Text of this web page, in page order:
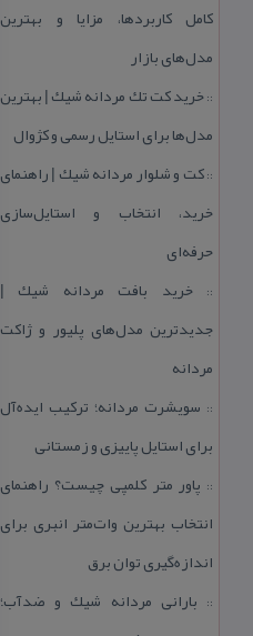
كامل كاربردها، مزایا و بهترین
مدل‌های بازار
::خرید كت تك مردانه شیك | بهترین
مدل‌ها برای استایل رسمی و كژوال
::كت و شلوار مردانه شیك | راهنمای
خرید، انتخاب و استایل‌سازی
حرفه‌ای
::خرید بافت مردانه شیك |
جدیدترین مدل‌های پلیور و ژاكت
مردانه
:: سویشرت مردانه؛ تركیب ایده‌آل
برای استایل پاییزی و زمستانی
:: پاور متر كلمپی چیست؟ راهنمای
انتخاب بهترین وات‌متر انبری برای
اندازه‌گیری توان برق
:: بارانی مردانه شیك و ضدآب؛